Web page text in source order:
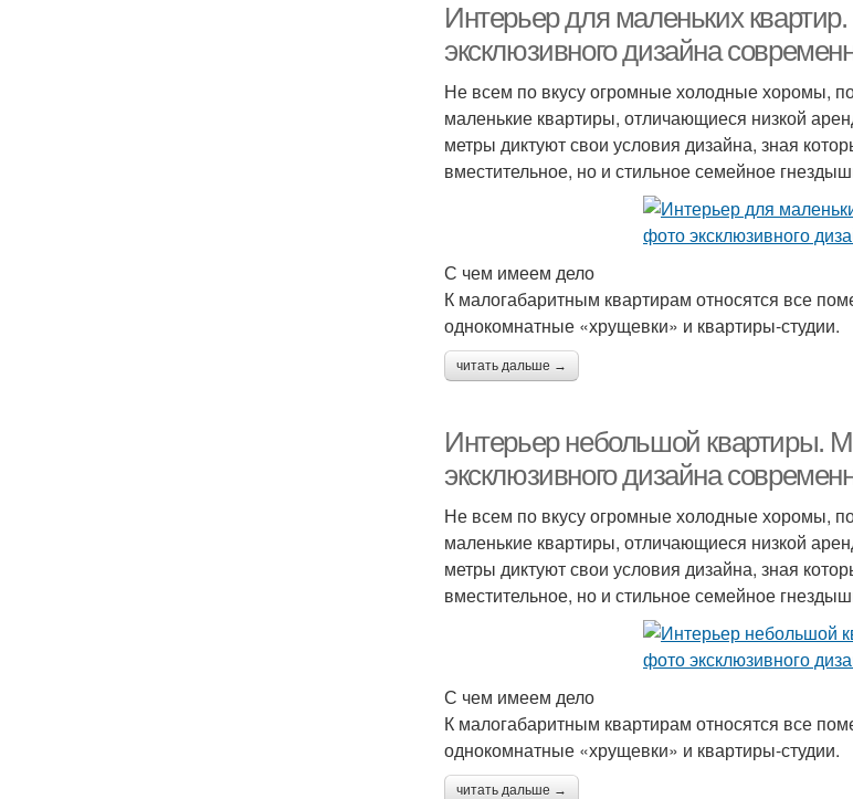
Интерьер для маленьких
эксклюзивного дизайна
Не всем по вкусу огромные холодные хоромы,
маленькие квартиры, отличающиеся низкой
метры диктуют свои условия дизайна, зная
вместительное, но и стильное семейное
С чем имеем дело
К малогабаритным квартирам относятся все
однокомнатные «хрущевки» и квартиры-студии.
читать дальше →
Интерьер небольшой квартиры.
эксклюзивного дизайна
Не всем по вкусу огромные холодные хоромы,
маленькие квартиры, отличающиеся низкой
метры диктуют свои условия дизайна, зная
вместительное, но и стильное семейное
С чем имеем дело
К малогабаритным квартирам относятся все
однокомнатные «хрущевки» и квартиры-студии.
читать дальше →